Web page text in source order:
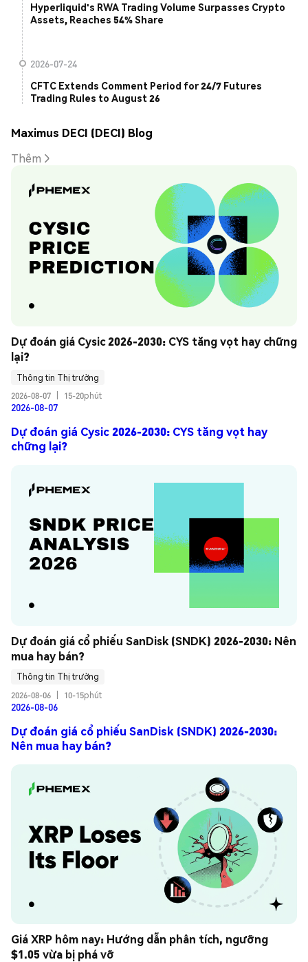
Hyperliquid's RWA Trading Volume Surpasses Crypto
Assets, Reaches 54% Share
2026-07-24
CFTC Extends Comment Period for 24/7 Futures
Trading Rules to August 26
Maximus DECI (DECI) Blog
Thêm
Dự đoán giá Cysic 2026-2030: CYS tăng vọt hay chững
lại?
Thông tin Thị trường
2026-08-07
15-20phút
2026-08-07
Dự đoán giá Cysic 2026-2030: CYS tăng vọt hay
chững lại?
Dự đoán giá cổ phiếu SanDisk (SNDK) 2026-2030: Nên
mua hay bán?
Thông tin Thị trường
2026-08-06
10-15phút
2026-08-06
Dự đoán giá cổ phiếu SanDisk (SNDK) 2026-2030:
Nên mua hay bán?
Giá XRP hôm nay: Hướng dẫn phân tích, ngưỡng
$1.05 vừa bị phá vỡ